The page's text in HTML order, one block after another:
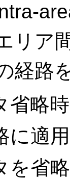
リア
経路
省略
に適
を省